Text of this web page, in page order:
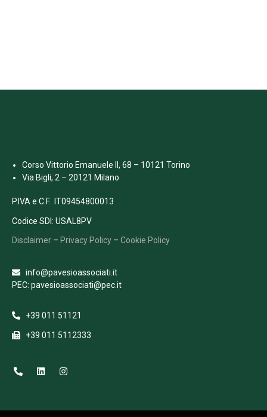
Corso Vittorio Emanuele II, 68 – 10121 Torino
Via Bigli, 2 – 20121 Milano
P.IVA e C.F. IT09454800013
Codice SDI: USAL8PV
Disclaimer – Privacy Policy – Cookie Policy
info@pavesioassociati.it
PEC: pavesioassociati@pec.it
+39 011 51121
+39 011 5112333